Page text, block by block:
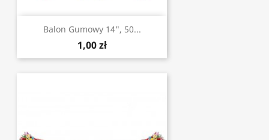
Balon Gumowy 14", 50...
1,00 zł